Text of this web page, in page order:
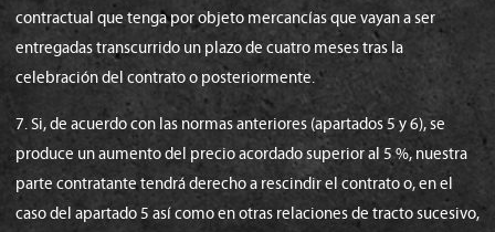
contractual que tenga por objeto mercancías que vayan a ser
entregadas transcurrido un plazo de cuatro meses tras la
celebración del contrato o posteriormente.
7. Si, de acuerdo con las normas anteriores (apartados 5 y 6), se
produce un aumento del precio acordado superior al 5 %, nuestra
parte contratante tendrá derecho a rescindir el contrato o, en el
caso del apartado 5 así como en otras relaciones de tracto sucesivo,